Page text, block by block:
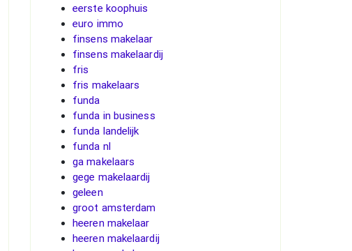
eerste koophuis
euro immo
finsens makelaar
finsens makelaardij
fris
fris makelaars
funda
funda in business
funda landelijk
funda nl
ga makelaars
gege makelaardij
geleen
groot amsterdam
heeren makelaar
heeren makelaardij